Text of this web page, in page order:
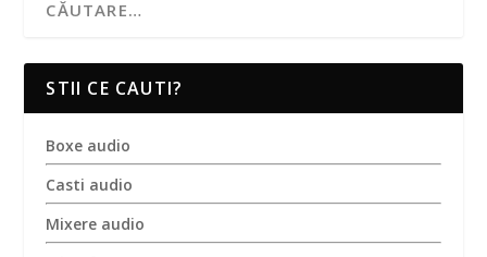
STII CE CAUTI?
Boxe audio
Casti audio
Mixere audio